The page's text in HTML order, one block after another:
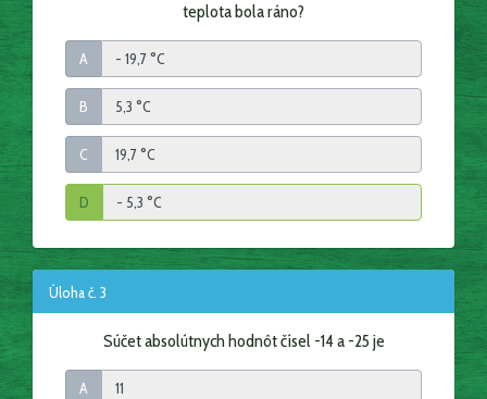
teplota bola ráno?
A
B
C
D
Úloha č. 3
Súčet absolútnych hodnôt čísel -14 a -25 je
A